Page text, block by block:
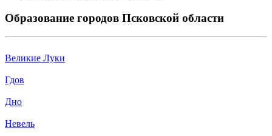
Образование городов Псковской области
Великие Луки
Гдов
Дно
Невель